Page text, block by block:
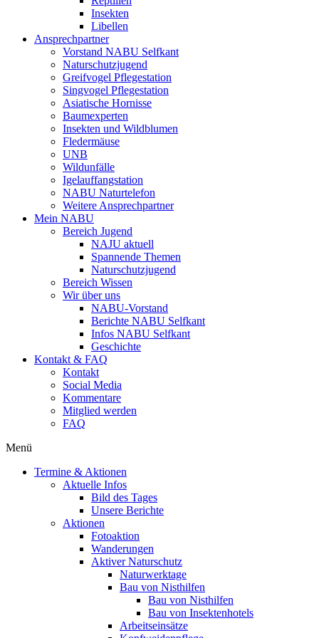
Insekten
Libellen
Ansprechpartner
Vorstand NABU Selfkant
Naturschutzjugend
Greifvogel Pflegestation
Singvogel Pflegestation
Asiatische Hornisse
Baumexperten
Insekten und Wildblumen
Fledermäuse
UNB
Wildunfälle
Igelauffangstation
NABU Naturtelefon
Weitere Ansprechpartner
Mein NABU
Bereich Jugend
NAJU aktuell
Spannende Themen
Naturschutzjugend
Bereich Wissen
Wir über uns
NABU-Vorstand
Berichte NABU Selfkant
Infos NABU Selfkant
Geschichte
Kontakt & FAQ
Kontakt
Social Media
Kommentare
Mitglied werden
FAQ
Menü
Termine & Aktionen
Aktuelle Infos
Bild des Tages
Unsere Berichte
Aktionen
Fotoaktion
Wanderungen
Aktiver Naturschutz
Naturwerktage
Bau von Nisthilfen
Bau von Nisthilfen
Bau von Insektenhotels
Arbeitseinsätze